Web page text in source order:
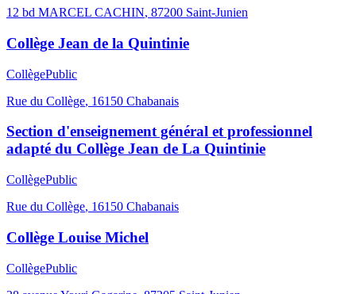
12 bd MARCEL CACHIN, 87200 Saint-Junien
Collège Jean de la Quintinie
CollègePublic
Rue du Collège, 16150 Chabanais
Section d'enseignement général et professionnel
adapté du Collège Jean de La Quintinie
CollègePublic
Rue du Collège, 16150 Chabanais
Collège Louise Michel
CollègePublic